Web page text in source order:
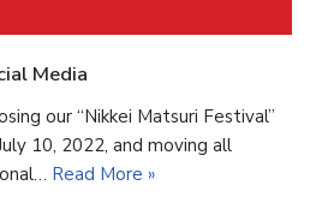
Media
our “Nikkei Matsuri Festival”
10, 2022, and moving all
Read More »